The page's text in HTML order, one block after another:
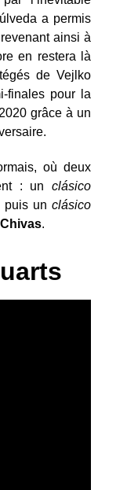
a permis
ainsi à
en restera là
de Vejlko
finales pour la
2020 grâce à un
où deux
: un clásico
puis unclásico
Chivas.